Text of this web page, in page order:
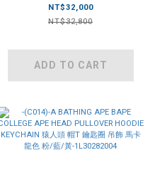
LARGE SET 寵物推
車-261GP73N-AC01
NT$32,000
NT$32,800
ADD TO CART